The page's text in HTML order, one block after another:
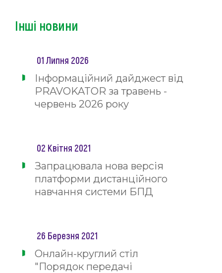
Інші новини
01 Липня 2026
Інформаційний дайджест від
PRAVOKATOR за травень -
червень 2026 року
02 Квітня 2021
Запрацювала нова версія
платформи дистанційного
навчання системи БПД
26 Березня 2021
Онлайн-круглий стіл
"Порядок передачі